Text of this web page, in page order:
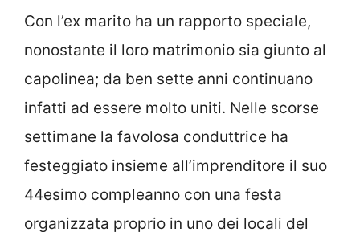
Con l’ex marito ha un rapporto speciale,
nonostante il loro matrimonio sia giunto al
capolinea; da ben sette anni continuano
infatti ad essere molto uniti. Nelle scorse
settimane la favolosa conduttrice ha
festeggiato insieme all’imprenditore il suo
44esimo compleanno con una festa
organizzata proprio in uno dei locali del